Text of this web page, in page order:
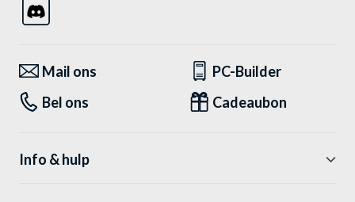
Mail ons
PC-Builder
Bel ons
Cadeaubon
Info & hulp